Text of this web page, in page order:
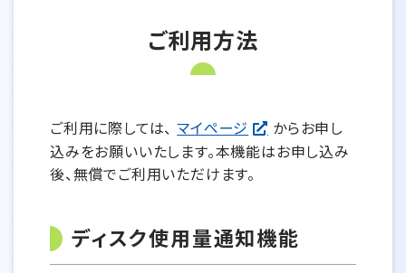
ご利用方法
ご利用に際しては、 マイページ
からお申し
込みをお願いいたします。本機能はお申し込み
後、無償でご利用いただけます。
ディスク使用量通知機能